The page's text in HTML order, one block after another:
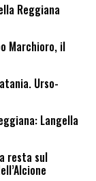
Reggiana
Marchioro, il
Urso-
Langella
resta sul